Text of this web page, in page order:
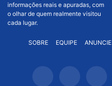
informações reais e apuradas, com
o olhar de quem realmente visitou
cada lugar.
SOBRE EQUIPE ANUNCIE